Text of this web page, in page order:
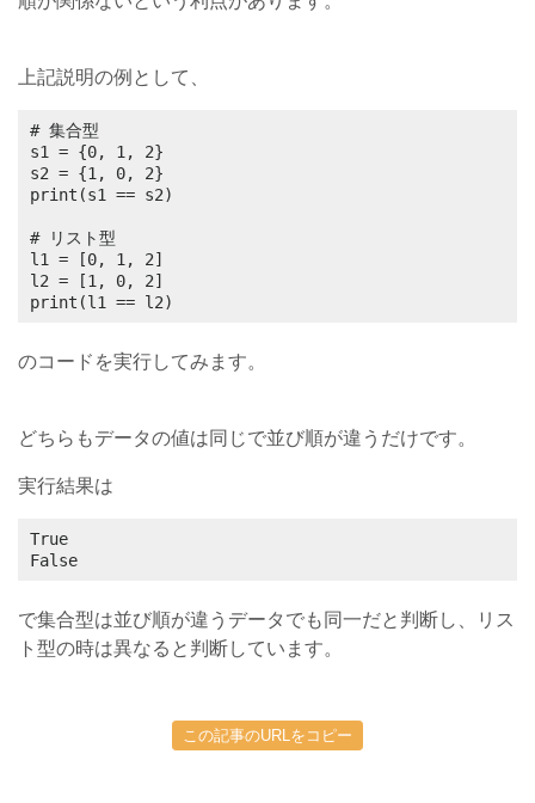
上記説明の例として、
# 集合型
s1 = {0, 1, 2}
s2 = {1, 0, 2}
print(s1 == s2)
# リスト型
l1 = [0, 1, 2]
l2 = [1, 0, 2]
print(l1 == l2)
のコードを実行してみます。
どちらもデータの値は同じで並び順が違うだけです。
実行結果は
True
False
で集合型は並び順が違うデータでも同一だと判断し、リス
ト型の時は異なると判断しています。
この記事のURLをコピー